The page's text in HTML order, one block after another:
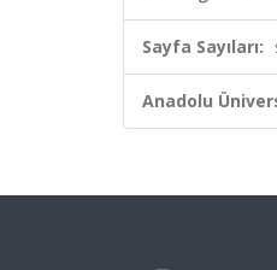
Sayfa Sayıları:
Anadolu